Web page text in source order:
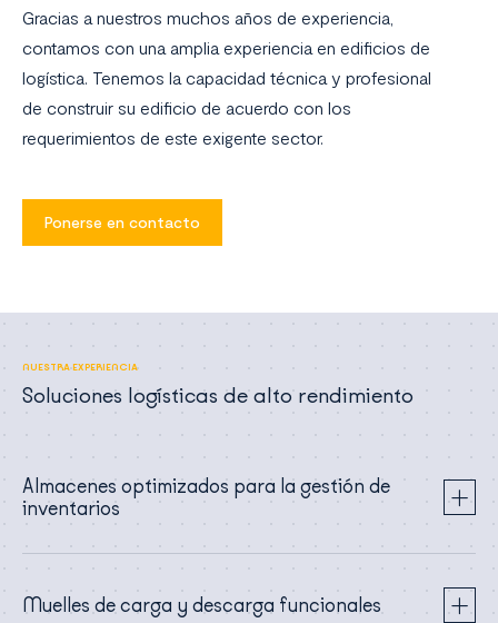
Gracias a nuestros muchos años de experiencia,
contamos con una amplia experiencia en edificios de
logística. Tenemos la capacidad técnica y profesional
de construir su edificio de acuerdo con los
requerimientos de este exigente sector.
Ponerse en contacto
NUESTRA EXPERIENCIA
Soluciones logísticas de alto rendimiento
Almacenes optimizados para la gestión de
inventarios
Muelles de carga y descarga funcionales